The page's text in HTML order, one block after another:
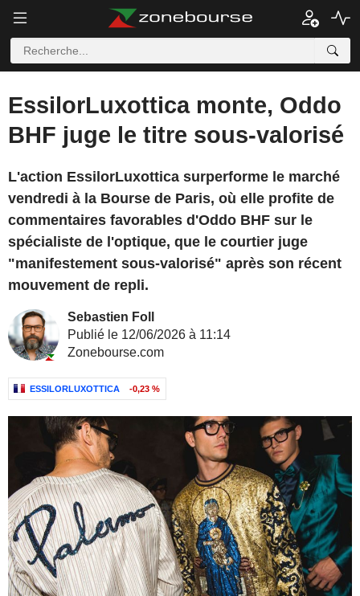
EssilorLuxottica monte, Oddo
BHF juge le titre sous-valorisé
L'action EssilorLuxottica surperforme le marché
vendredi à la Bourse de Paris, où elle profite de
commentaires favorables d'Oddo BHF sur le
spécialiste de l'optique, que le courtier juge
"manifestement sous-valorisé" après son récent
mouvement de repli.
Sebastien Foll
Publié le 12/06/2026 à 11:14
Zonebourse.com
ESSILORLUXOTTICA -0,23 %